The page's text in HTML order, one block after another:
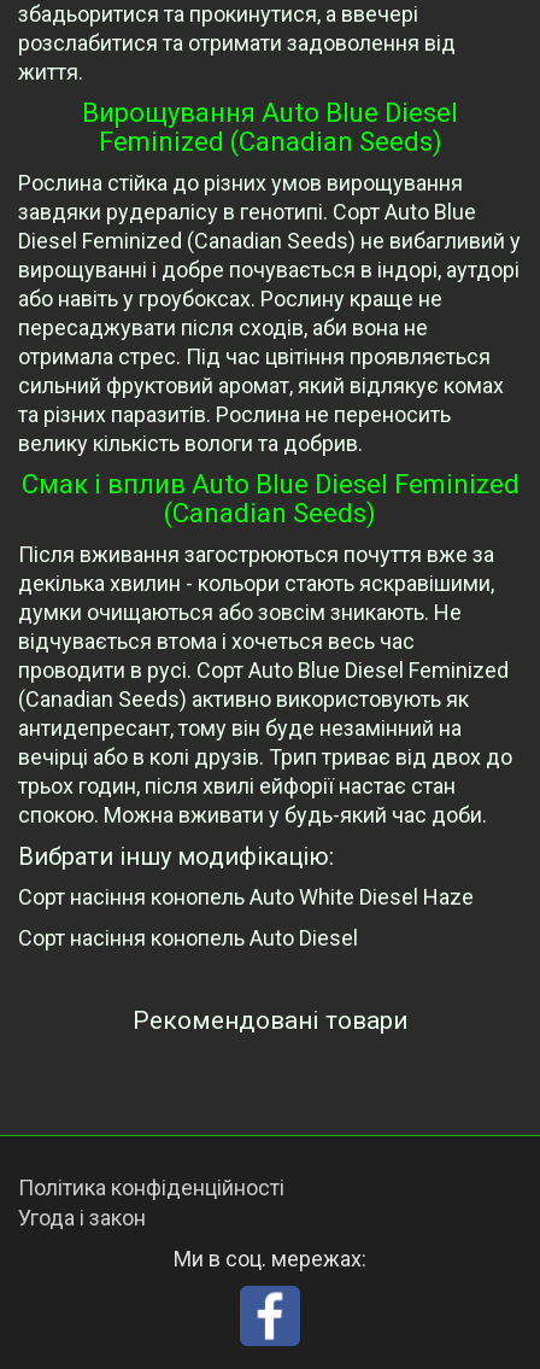
збадьоритися та прокинутися, а ввечері
розслабитися та отримати задоволення від
життя.
Вирощування Auto Blue Diesel
Feminized (Canadian Seeds)
Рослина стійка до різних умов вирощування
завдяки рудералісу в генотипі. Сорт Auto Blue
Diesel Feminized (Canadian Seeds) не вибагливий у
вирощуванні і добре почувається в індорі, аутдорі
або навіть у гроубоксах. Рослину краще не
пересаджувати після сходів, аби вона не
отримала стрес. Під час цвітіння проявляється
сильний фруктовий аромат, який відлякує комах
та різних паразитів. Рослина не переносить
велику кількість вологи та добрив.
Смак і вплив Auto Blue Diesel Feminized
(Canadian Seeds)
Після вживання загострюються почуття вже за
декілька хвилин - кольори стають яскравішими,
думки очищаються або зовсім зникають. Не
відчувається втома і хочеться весь час
проводити в русі. Сорт Auto Blue Diesel Feminized
(Canadian Seeds) активно використовують як
антидепресант, тому він буде незамінний на
вечірці або в колі друзів. Трип триває від двох до
трьох годин, після хвилі ейфорії настає стан
спокою. Можна вживати у будь-який час доби.
Вибрати іншу модифікацію:
Сорт насіння конопель Auto White Diesel Haze
Сорт насіння конопель Auto Diesel
Рекомендовані товари
Політика конфіденційності
Угода і закон
Ми в соц. мережах: